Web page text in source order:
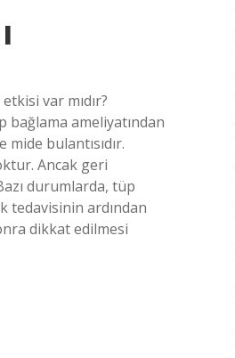
var mıdır?
bağlama ameliyatından
bulantısıdır.
Ancak geri
durumlarda, tüp
tedavisinin ardından
dikkat edilmesi